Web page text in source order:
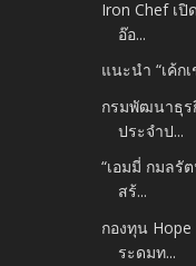
Iron Chef เปิ
อ๊อ...
แนะนำ “เค้ก
กรมพัฒนาธุร
ประจำป...
“เอมมี่ กมลรั
สร้...
กองทุน
ระดมท...